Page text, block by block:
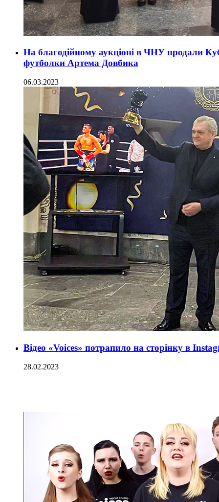
На благодійному аукціоні в ЧНУ продали
футболки Артема Довбика
06.03.2023
Відео «Voices» потрапило на сторінку в
28.02.2023